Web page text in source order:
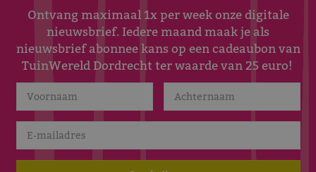
Ontvang maximaal 1x per week onze digitale
nieuwsbrief. Iedere maand maak je als
nieuwsbrief abonnee kans op een cadeaubon van
TuinWereld Dordrecht ter waarde van 25 euro!